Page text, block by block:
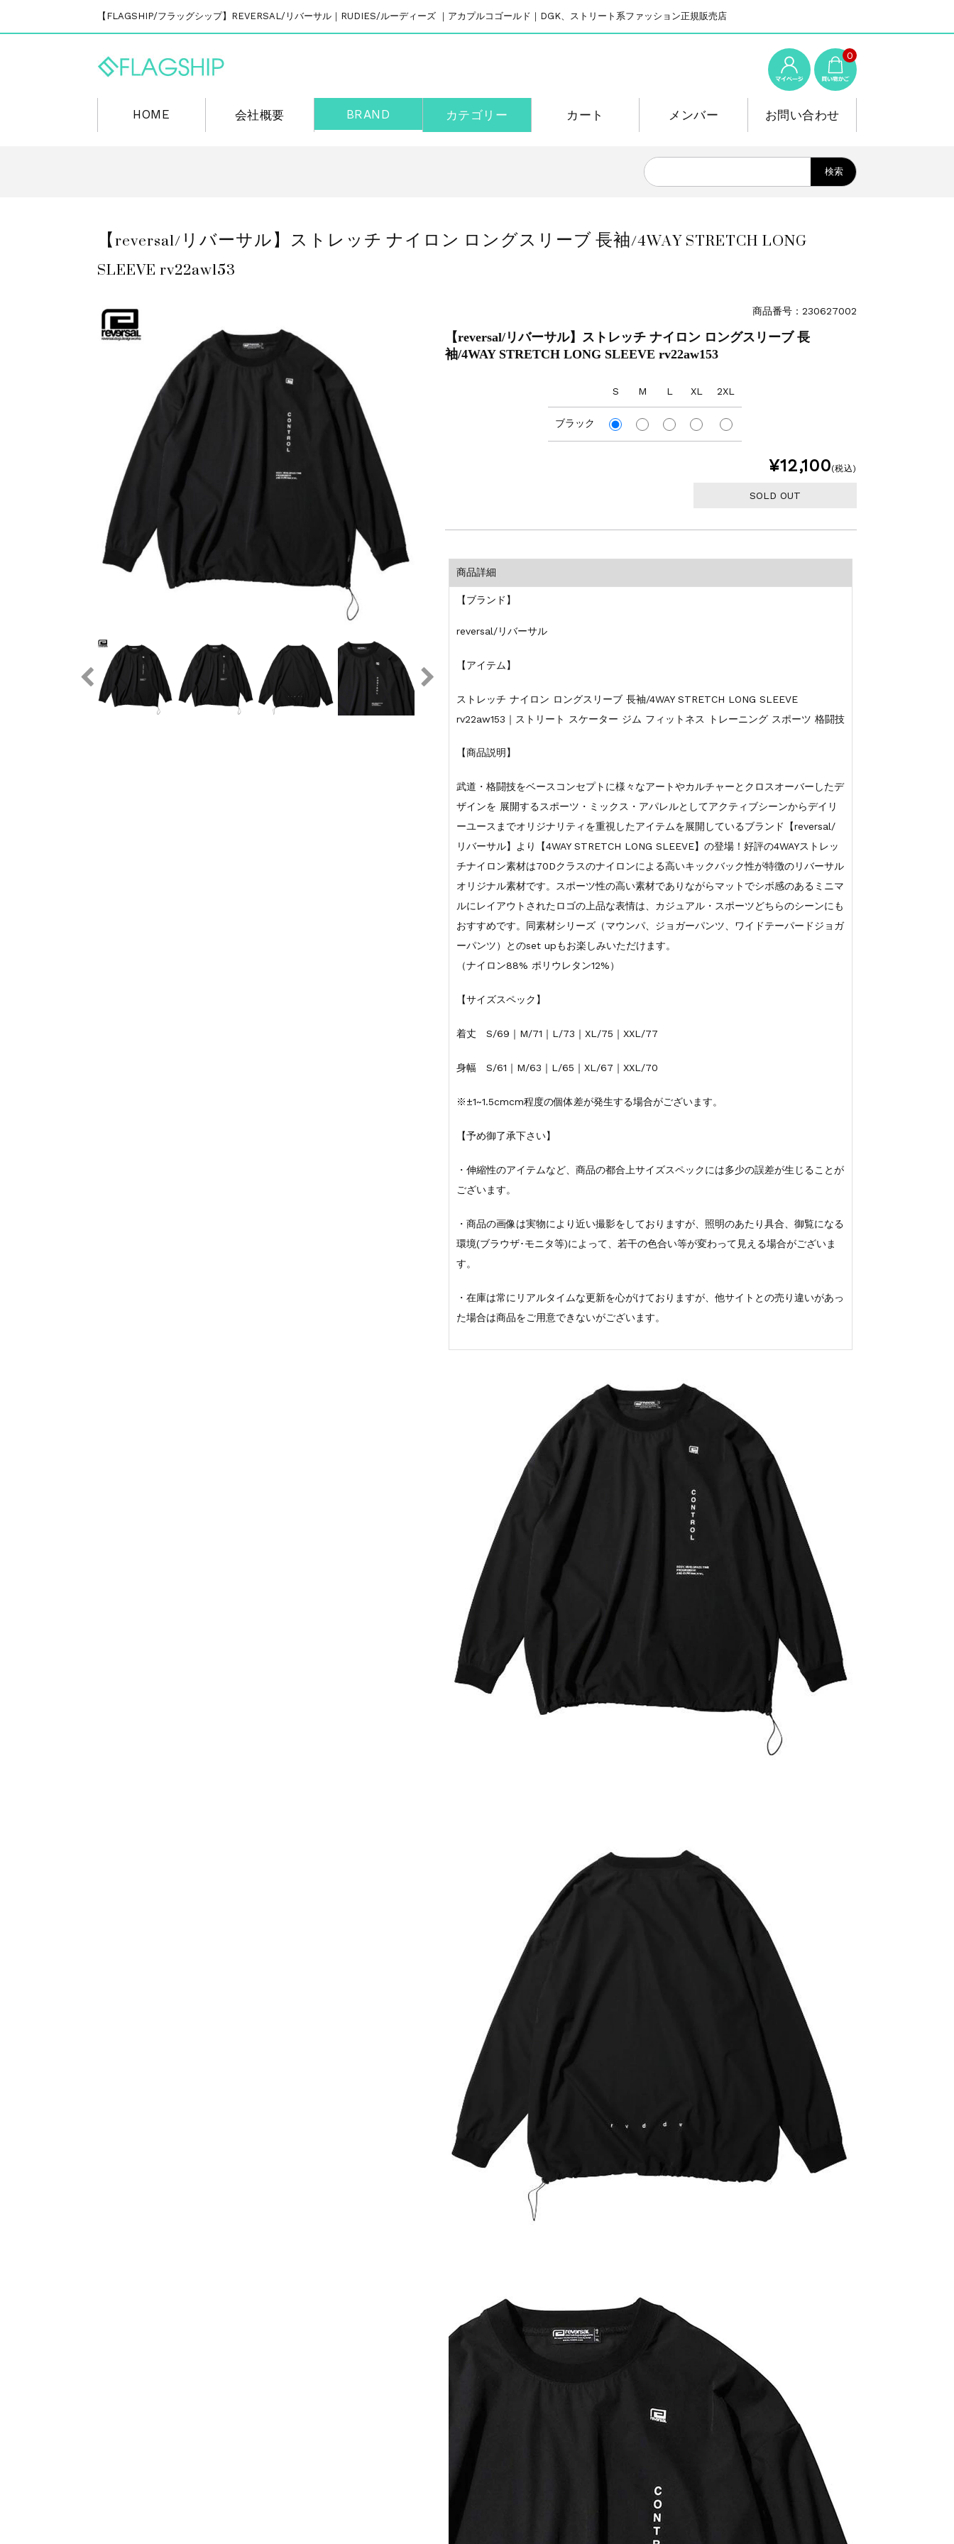
【FLAGSHIP/フラッグシップ】REVERSAL/リバーサル｜RUDIES/ルーディーズ ｜アカプルコゴールド｜DGK、ストリート系ファッション正規販売店
0
HOME 会社概要 BRAND カテゴリー カート メンバー お問い合わせ
【reversal/リバーサル】ストレッチ ナイロン ロングスリーブ 長袖/4WAY STRETCH LONG
SLEEVE rv22aw153
商品番号：230627002
【reversal/リバーサル】ストレッチ ナイロン ロングスリーブ 長
袖/4WAY STRETCH LONG SLEEVE rv22aw153
S M L XL 2XL
ブラック
¥12,100(税込)
SOLD OUT
商品詳細
【ブランド】
reversal/リバーサル
【アイテム】
ストレッチ ナイロン ロングスリーブ 長袖/4WAY STRETCH LONG SLEEVE
rv22aw153｜ストリート スケーター ジム フィットネス トレーニング スポーツ 格闘技
【商品説明】
武道・格闘技をベースコンセプトに様々なアートやカルチャーとクロスオーバーしたデ
ザインを 展開するスポーツ・ミックス・アパレルとしてアクティブシーンからデイリ
ーユースまでオリジナリティを重視したアイテムを展開しているブランド【reversal/
リバーサル】より【4WAY STRETCH LONG SLEEVE】の登場！好評の4WAYストレッ
チナイロン素材は70Dクラスのナイロンによる高いキックバック性が特徴のリバーサル
オリジナル素材です。スポーツ性の高い素材でありながらマットでシボ感のあるミニマ
ルにレイアウトされたロゴの上品な表情は、カジュアル・スポーツどちらのシーンにも
おすすめです。同素材シリーズ（マウンパ、ジョガーパンツ、ワイドテーパードジョガ
ーパンツ）とのset upもお楽しみいただけます。
（ナイロン88% ポリウレタン12%）
【サイズスペック】
着丈 S/69｜M/71｜L/73｜XL/75｜XXL/77
身幅 S/61｜M/63｜L/65｜XL/67｜XXL/70
※±1~1.5cmcm程度の個体差が発生する場合がございます。
【予め御了承下さい】
・伸縮性のアイテムなど、商品の都合上サイズスペックには多少の誤差が生じることが
ございます。
・商品の画像は実物により近い撮影をしておりますが、照明のあたり具合、御覧になる
環境(ブラウザ･モニタ等)によって、若干の色合い等が変わって見える場合がございま
す。
・在庫は常にリアルタイムな更新を心がけておりますが、他サイトとの売り違いがあっ
た場合は商品をご用意できないがございます。